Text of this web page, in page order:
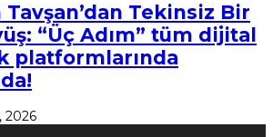
Tavşan’dan Tekinsiz Bir
“Üç Adım” tüm dijital
platformlarında
2026